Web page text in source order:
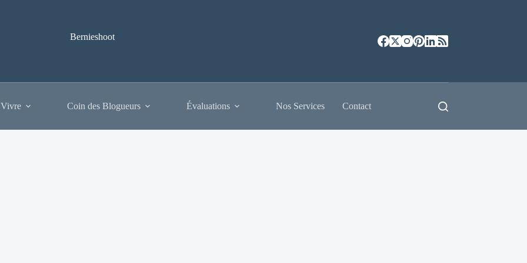
Bernieshoot
Coin des Blogueurs Évaluations Nos Services Contact